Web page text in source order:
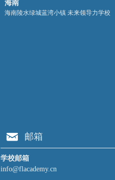
海南
海南陵水绿城蓝湾小镇 未来领导力学校
学校邮箱
info@flacademy.cn
邮箱
낂